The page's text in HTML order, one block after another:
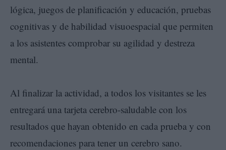
lógica, juegos de planificación y educación, pruebas
cognitivas y de habilidad visuoespacial que permiten
a los asistentes comprobar su agilidad y destreza
mental.
Al finalizar la actividad, a todos los visitantes se les
entregará una tarjeta cerebro-saludable con los
resultados que hayan obtenido en cada prueba y con
recomendaciones para tener un cerebro sano.